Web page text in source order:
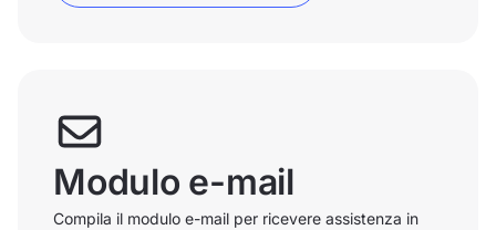
Modulo e-mail
Compila il modulo e-mail per ricevere assistenza in